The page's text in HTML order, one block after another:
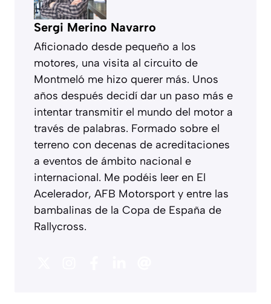
Sergi Merino Navarro
Aficionado desde pequeño a los
motores, una visita al circuito de
Montmeló me hizo querer más. Unos
años después decidí dar un paso más e
intentar transmitir el mundo del motor a
través de palabras. Formado sobre el
terreno con decenas de acreditaciones
a eventos de ámbito nacional e
internacional. Me podéis leer en El
Acelerador, AFB Motorsport y entre las
bambalinas de la Copa de España de
Rallycross.